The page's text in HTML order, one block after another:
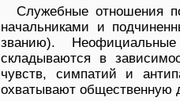
Служебные отношения
начальниками и
званию).
складываются в
чувств, симпатий и
охватывают общественную